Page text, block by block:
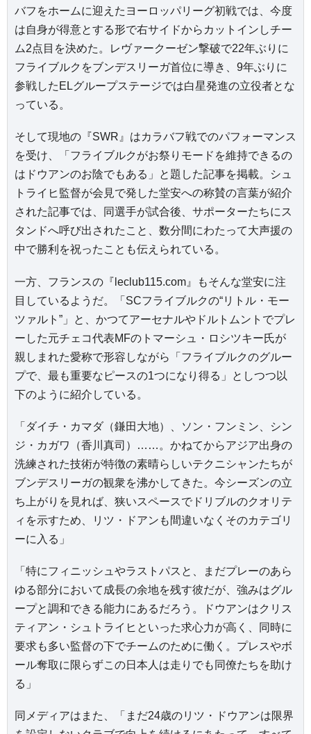
バフをホームに迎えたヨーロッパリーグ初戦では、今度
は自身が得意とする形で右サイドからカットインしチー
ム2点目を決めた。レヴァークーゼン撃破で22年ぶりに
フライブルクをブンデスリーガ首位に導き、9年ぶりに
参戦したELグループステージでは白星発進の立役者とな
っている。
そして現地の『SWR』はカラバフ戦でのパフォーマンス
を受け、「フライブルクがお祭りモードを維持できるの
はドウアンのお陰でもある」と題した記事を掲載。シュ
トライヒ監督が会見で発した堂安への称賛の言葉が紹介
された記事では、同選手が試合後、サポーターたちにス
タンドへ呼び出されたこと、数分間にわたって大声援の
中で勝利を祝ったことも伝えられている。
一方、フランスの『leclub115.com』もそんな堂安に注
目しているようだ。「SCフライブルクの“リトル・モー
ツァルト”」と、かつてアーセナルやドルトムントでプレ
ーした元チェコ代表MFのトマーシュ・ロシツキー氏が
親しまれた愛称で形容しながら「フライブルクのグルー
プで、最も重要なピースの1つになり得る」としつつ以
下のように紹介している。
「ダイチ・カマダ（鎌田大地）、ソン・フンミン、シン
ジ・カガワ（香川真司）……。かねてからアジア出身の
洗練された技術が特徴の素晴らしいテクニシャンたちが
ブンデスリーガの観衆を沸かしてきた。今シーズンの立
ち上がりを見れば、狭いスペースでドリブルのクオリテ
ィを示すため、リツ・ドアンも間違いなくそのカテゴリ
ーに入る」
「特にフィニッシュやラストパスと、まだプレーのあら
ゆる部分において成長の余地を残す彼だが、強みはグル
ープと調和できる能力にあるだろう。ドウアンはクリス
ティアン・シュトライヒといった求心力が高く、同時に
要求も多い監督の下でチームのために働く。プレスやボ
ール奪取に限らずこの日本人は走りでも同僚たちを助け
る」
同メディアはまた、「まだ24歳のリツ・ドウアンは限界